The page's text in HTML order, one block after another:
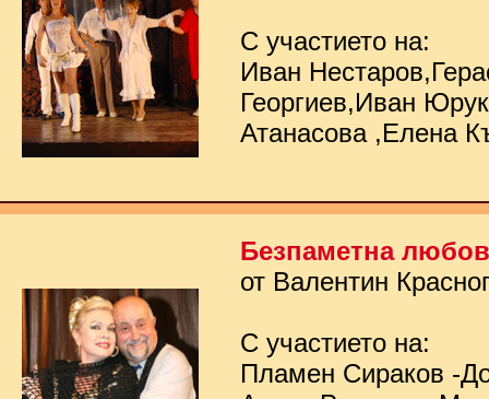
С участието на:
Иван
Георгиев,Иван
Атанасова ,Елена
Безпаметна любов
от Валентин
С участието на:
Пламен Сираков -